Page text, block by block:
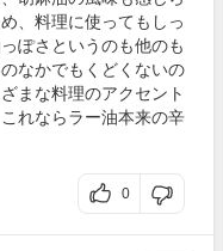
、料理に使ってもしっ
ぽさというのも他のも
なかでもくどくないの
まな料理のアクセント
れならラー油本来の辛
0